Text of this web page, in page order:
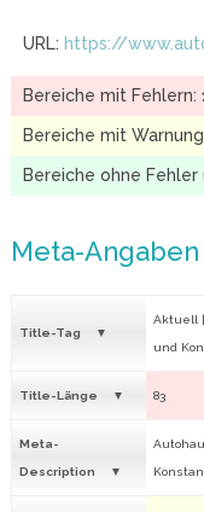
URL: https://
Bereiche mit Fehlern:
Bereiche mit
Bereiche ohne Fehler
Meta-Angaben
Title-Tag
Aktuell
und
Title-Länge 83
Meta-
Description